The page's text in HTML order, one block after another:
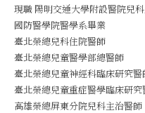
現職 陽明交通大學附設醫院兒
國防醫學院醫學系畢業
臺北榮總兒科住院醫師
臺北榮總兒童醫學部總醫師
臺北榮總兒童神經科臨床研究醫
臺北榮總兒童重症醫學臨床研究
高雄榮總屏東分院兒科主治醫師